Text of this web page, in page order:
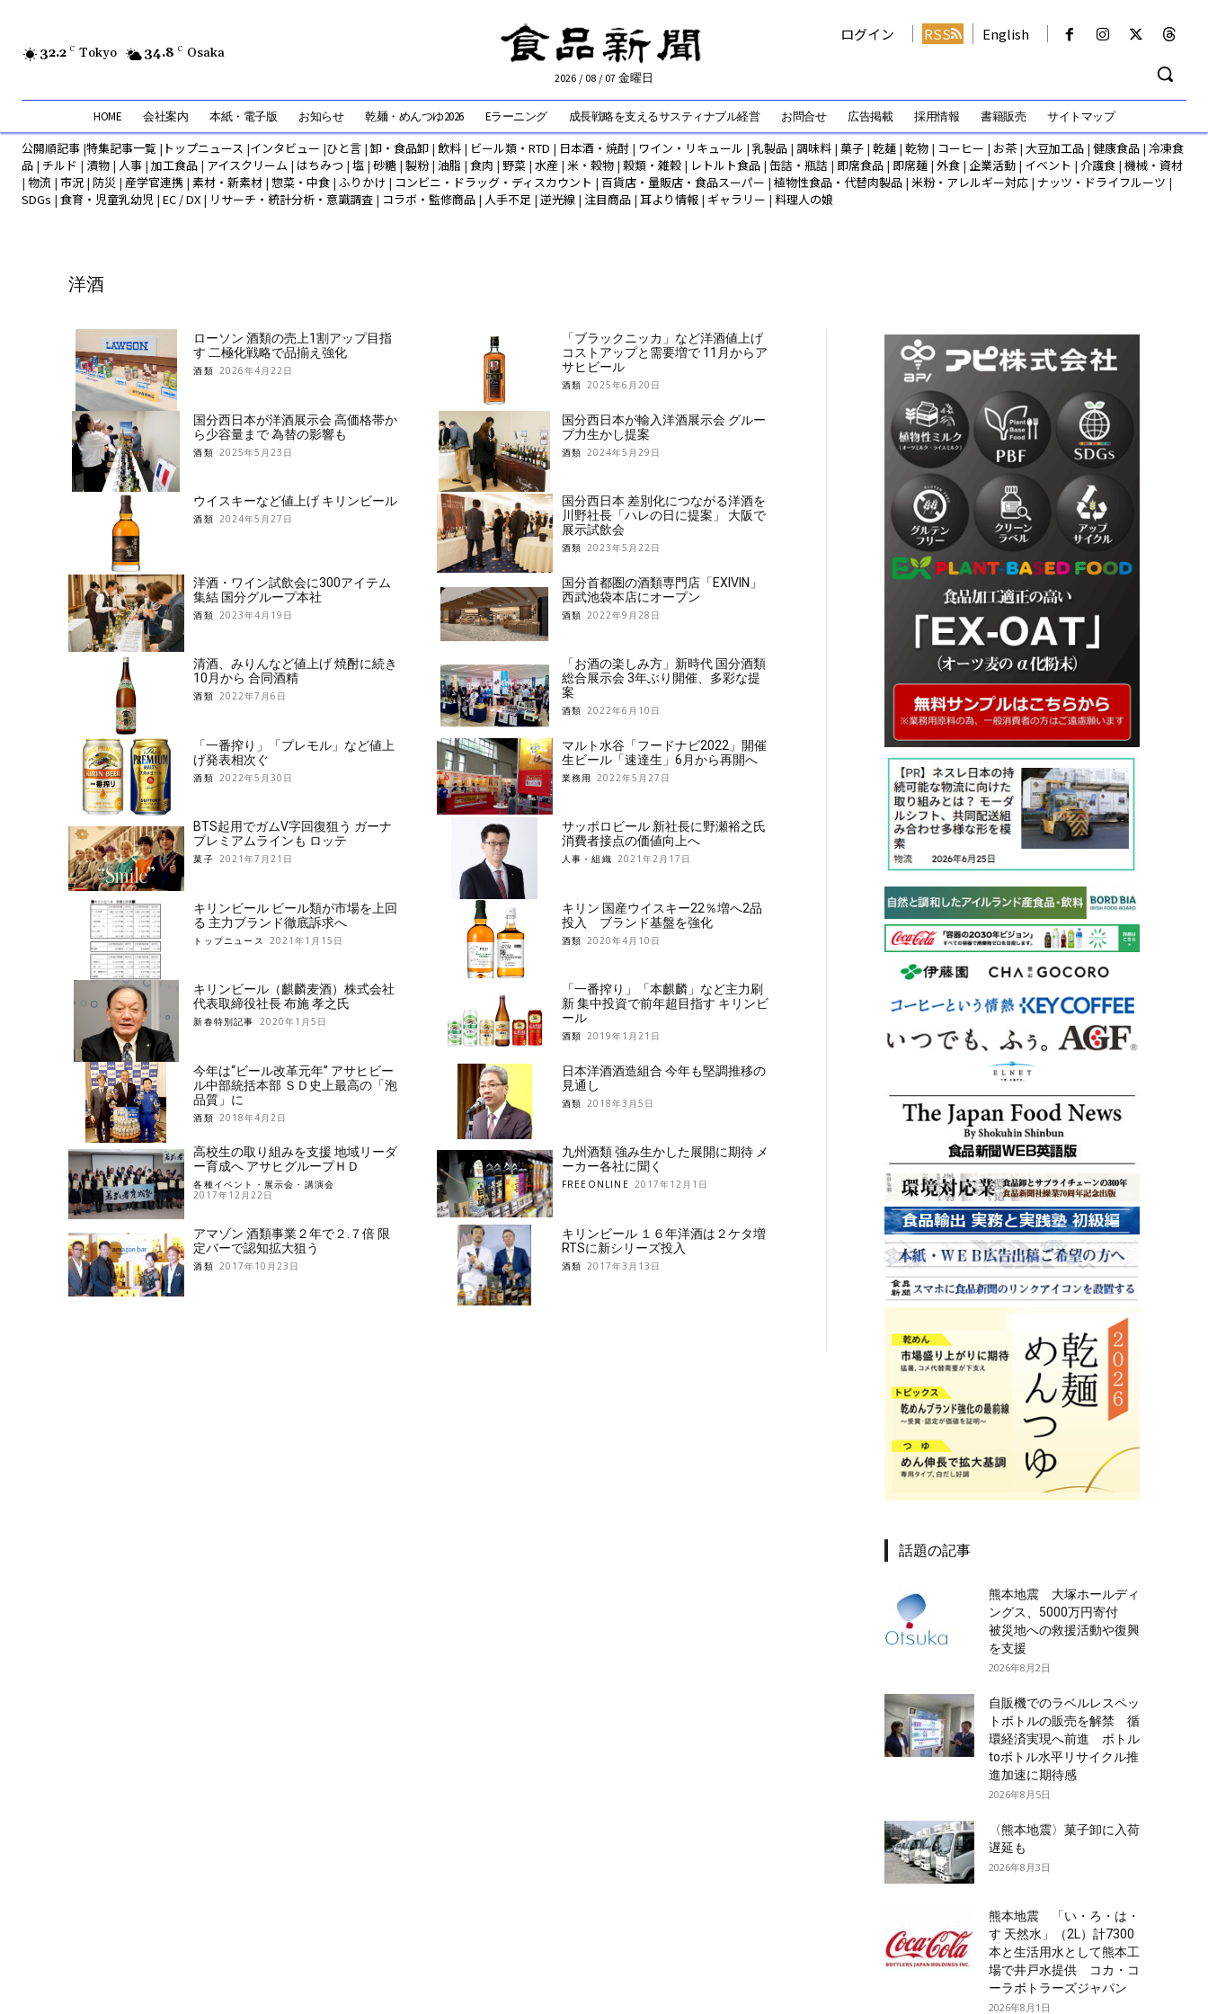
32.2 C Tokyo 34.8 C Osaka
2026 / 08 / 07 金曜日
ログイン RSS English
HOME 会社案内 本紙・電子版 お知らせ 乾麺・めんつゆ2026 Eラーニング 成長戦略を支えるサスティナブル経営 お問合せ 広告掲載 採用情報 書籍販売 サイトマップ
公開順記事 |特集記事一覧 | トップニュース |インタビュー |ひと言 |卸・食品卸 | 飲料 | ビール類・RTD | 日本酒・焼酎 | ワイン・リキュール | 乳製品 | 調味料 | 菓子 | 乾麺 | 乾物 | コーヒー | お茶 | 大豆加工品 | 健康食品 | 冷凍食
品 | チルド | 漬物 | 人事 | 加工食品 | アイスクリーム | はちみつ | 塩 | 砂糖 | 製粉| 油脂 | 食肉 | 野菜 | 水産 | 米・穀物 | 穀類・雑穀 | レトルト食品 | 缶詰・瓶詰 | 即席食品 | 即席麺 | 外食 | 企業活動 | イベント | 介護食 | 機械・資材
| 物流 | 市況 | 防災 | 産学官連携 | 素材・新素材 | 惣菜・中食 | ふりかけ | コンビニ・ドラッグ・ディスカウント | 百貨店・量販店・食品スーパー | 植物性食品・代替肉製品 | 米粉・アレルギー対応 | ナッツ・ドライフルーツ |
SDGs | 食育・児童乳幼児 | EC / DX | リサーチ・統計分析・意識調査 | コラボ・監修商品 | 人手不足 | 逆光線 | 注目商品 | 耳より情報 | ギャラリー | 料理人の娘
洋酒
ローソン 酒類の売上1割アップ目指
す 二極化戦略で品揃え強化
酒類 2026年4月22日
「ブラックニッカ」など洋酒値上げ
コストアップと需要増で 11月からア
サヒビール
酒類 2025年6月20日
国分西日本が洋酒展示会 高価格帯か
ら少容量まで 為替の影響も
酒類 2025年5月23日
国分西日本が輸入洋酒展示会 グルー
プ力生かし提案
酒類 2024年5月29日
ウイスキーなど値上げ キリンビール
酒類 2024年5月27日
国分西日本 差別化につながる洋酒を
川野社長「ハレの日に提案」 大阪で
展示試飲会
酒類 2023年5月22日
洋酒・ワイン試飲会に300アイテム
集結 国分グループ本社
酒類 2023年4月19日
国分首都圏の酒類専門店「EXIVIN」
西武池袋本店にオープン
酒類 2022年9月28日
清酒、みりんなど値上げ 焼酎に続き
10月から 合同酒精
酒類 2022年7月6日
「お酒の楽しみ方」新時代 国分酒類
総合展示会 3年ぶり開催、多彩な提
案
酒類 2022年6月10日
「一番搾り」「プレモル」など値上
げ発表相次ぐ
酒類 2022年5月30日
マルト水谷「フードナビ2022」開催
生ビール「速達生」6月から再開へ
業務用 2022年5月27日
BTS起用でガムV字回復狙う ガーナ
プレミアムラインも ロッテ
菓子 2021年7月21日
サッポロビール 新社長に野瀬裕之氏
消費者接点の価値向上へ
人事・組織 2021年2月17日
キリンビール ビール類が市場を上回
る 主力ブランド徹底訴求へ
トップニュース 2021年1月15日
キリン 国産ウイスキー22％増へ2品
投入 ブランド基盤を強化
酒類 2020年4月10日
キリンビール（麒麟麦酒）株式会社
代表取締役社長 布施 孝之氏
新春特別記事 2020年1月5日
「一番搾り」「本麒麟」など主力刷
新 集中投資で前年超目指す キリンビ
ール
酒類 2019年1月21日
今年は“ビール改革元年” アサヒビー
ル中部統括本部 ＳＤ史上最高の「泡
品質」に
酒類 2018年4月2日
日本洋酒酒造組合 今年も堅調推移の
見通し
酒類 2018年3月5日
高校生の取り組みを支援 地域リーダ
ー育成へ アサヒグループＨＤ
各種イベント・展示会・講演会
2017年12月22日
九州酒類 強み生かした展開に期待 メ
ーカー各社に聞く
FREEONLINE 2017年12月1日
アマゾン 酒類事業２年で２.７倍 限
定バーで認知拡大狙う
酒類 2017年10月23日
キリンビール １６年洋酒は２ケタ増
RTSに新シリーズ投入
酒類 2017年3月13日
話題の記事
熊本地震 大塚ホールディ
ングス、5000万円寄付
被災地への救援活動や復興
を支援
2026年8月2日
自販機でのラベルレスペッ
トボトルの販売を解禁 循
環経済実現へ前進 ボトル
toボトル水平リサイクル推
進加速に期待感
2026年8月5日
〈熊本地震〉菓子卸に入荷
遅延も
2026年8月3日
熊本地震 「い・ろ・は・
す 天然水」（2L）計7300
本と生活用水として熊本工
場で井戸水提供 コカ・コ
ーラボトラーズジャパン
2026年8月1日